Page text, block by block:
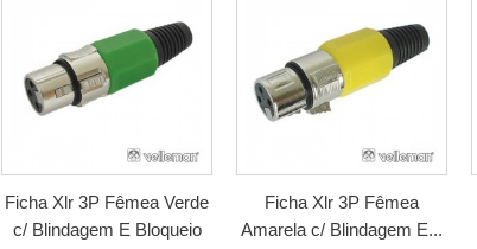
Ficha Xlr 3P Fêmea Verde
c/ Blindagem E Bloqueio
Ficha Xlr 3P Fêmea
Amarela c/ Blindagem E...